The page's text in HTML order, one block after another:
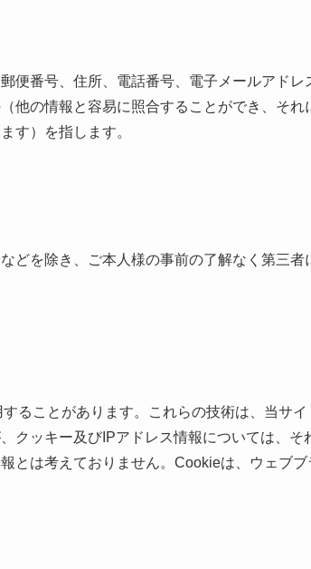
便番号、住所、電話番号、電子メールアドレ
他の情報と容易に照合することができ、それ
す）を指します。
どを除き、ご本人様の事前の了解なく第三者
ることがあります。これらの技術は、当サ
クッキー及びIPアドレス情報については、そ
とは考えておりません。Cookieは、ウェブ